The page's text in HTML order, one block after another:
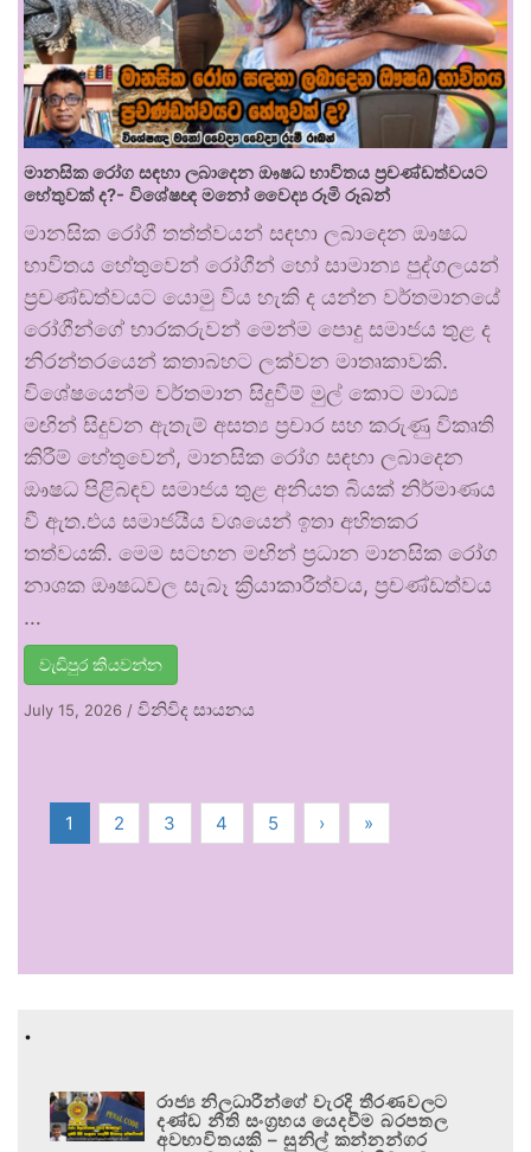
මානසික රෝග සඳහා ලබාදෙන ඖෂධ භාවිතය ප්‍රචණ්ඩත්වයට
හේතුවක් ද?- විශේෂඥ මනෝ වෛද්‍ය රූමි රූබන්
මානසික රෝගී තත්ත්වයන් සඳහා ලබාදෙන ඖෂධ
භාවිතය හේතුවෙන් රෝගීන් හෝ සාමාන්‍ය පුද්ගලයන්
ප්‍රචණ්ඩත්වයට යොමු විය හැකි ද යන්න වර්තමානයේ
රෝගීන්ගේ භාරකරුවන් මෙන්ම පොදු සමාජය තුළ ද
නිරන්තරයෙන් කතාබහට ලක්වන මාතෘකාවකි.
විශේෂයෙන්ම වර්තමාන සිදුවීම් මුල් කොට මාධ්‍ය
මඟින් සිදුවන ඇතැම් අසත්‍ය ප්‍රචාර සහ කරුණු විකෘති
කිරීම් හේතුවෙන්, මානසික රෝග සඳහා ලබාදෙන
ඖෂධ පිළිබඳව සමාජය තුළ අනියත බියක් නිර්මාණය
වී ඇත.එය සමාජයීය වශයෙන් ඉතා අහිතකර
තත්වයකි. මෙම සටහන මඟින් ප්‍රධාන මානසික රෝග
නාශක ඖෂධවල සැබෑ ක්‍රියාකාරීත්වය, ප්‍රචණ්ඩත්වය
…
වැඩිපුර කියවන්න
July 15, 2026 / විනිවිද සායනය
1 2 3 4 5 › »
.
රාජ්‍ය නිලධාරීන්ගේ වැරදි තීරණවලට
දණ්ඩ නීති සංග්‍රහය යෙදවීම බරපතල
අවභාවිතයකි – සුනිල් කන්නන්ගර